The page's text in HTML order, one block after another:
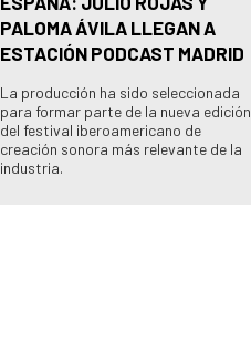
PALOMA ÁVILA LLEGAN A
ESTACIÓN PODCAST MADRID
La producción ha sido seleccionada
para formar parte de la nueva edición
del festival iberoamericano de
creación sonora más relevante de la
industria.